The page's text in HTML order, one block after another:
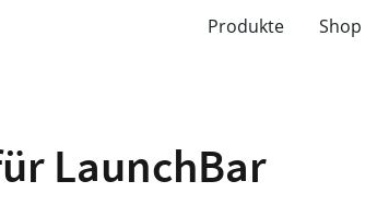
Produkte Shop
LaunchBar